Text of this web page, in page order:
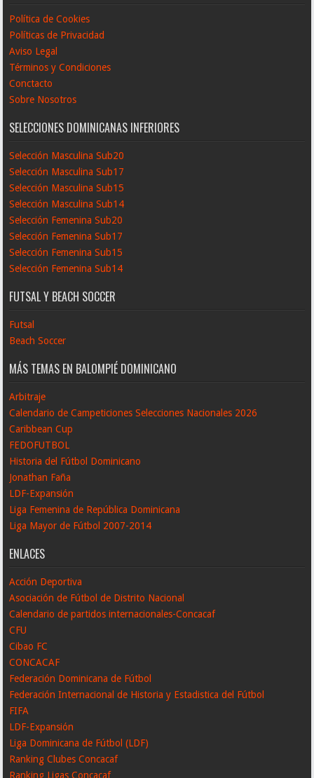
Política de Cookies
Políticas de Privacidad
Aviso Legal
Términos y Condiciones
Conctacto
Sobre Nosotros
SELECCIONES DOMINICANAS INFERIORES
Selección Masculina Sub20
Selección Masculina Sub17
Selección Masculina Sub15
Selección Masculina Sub14
Selección Femenina Sub20
Selección Femenina Sub17
Selección Femenina Sub15
Selección Femenina Sub14
FUTSAL Y BEACH SOCCER
Futsal
Beach Soccer
MÁS TEMAS EN BALOMPIÉ DOMINICANO
Arbitraje
Calendario de Campeticiones Selecciones Nacionales 2026
Caribbean Cup
FEDOFUTBOL
Historia del Fútbol Dominicano
Jonathan Faña
LDF-Expansión
Liga Femenina de República Dominicana
Liga Mayor de Fútbol 2007-2014
ENLACES
Acción Deportiva
Asociación de Fútbol de Distrito Nacional
Calendario de partidos internacionales-Concacaf
CFU
Cibao FC
CONCACAF
Federación Dominicana de Fútbol
Federación Internacional de Historia y Estadistica del Fútbol
FIFA
LDF-Expansión
Liga Dominicana de Fútbol (LDF)
Ranking Clubes Concacaf
Ranking Ligas Concacaf